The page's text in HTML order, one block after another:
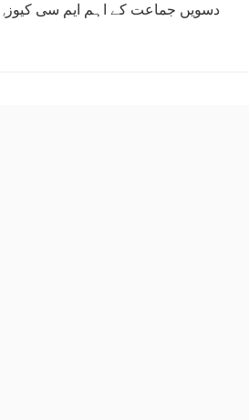
دسویں جماعت کے اہم ایم سی کیوز ,